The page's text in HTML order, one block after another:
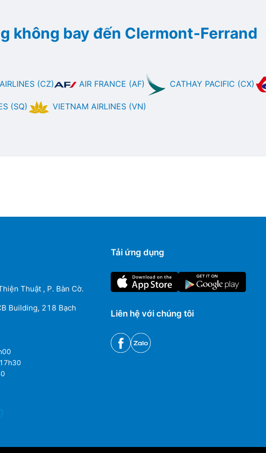
không bay đến Clermont-Ferrand
(CZ) AIR FRANCE (AF) CATHAY PACIFIC (CX)
(SQ) VIETNAM AIRLINES (VN)
Thuật , P. Bàn Cờ.
Building, 218 Bạch
Tải ứng dụng
Liên hệ với chúng tôi